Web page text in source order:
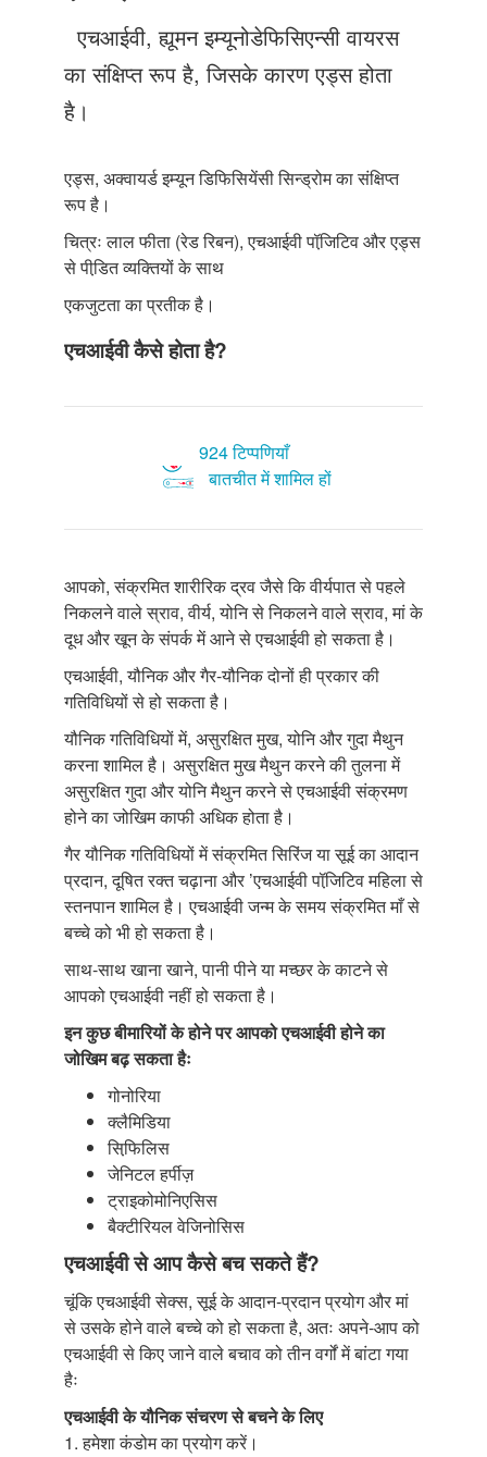
संपर्क करें
एचआईवी, ह्यूमन इम्यूनोडेफिसिएन्सी वायरस
का संक्षिप्त रूप है, जिसके कारण एड्स होता
है।
एड्स, अक्वायर्ड इम्यून डिफिसियेंसी सिन्ड्रोम का संक्षिप्त
रूप है।
चित्रः लाल फीता (रेड रिबन), एचआईवी पॉजि़टिव और एड्स
से पीडि़त व्यक्तियों के साथ
एकजुटता का प्रतीक है।
एचआईवी कैसे होता है?
924 टिप्पणियाँ
बातचीत में शामिल हों
आपको, संक्रमित शारीरिक द्रव जैसे कि वीर्यपात से पहले
निकलने वाले स्राव, वीर्य, योनि से निकलने वाले स्राव, मां के
दूध और खून के संपर्क में आने से एचआईवी हो सकता है।
एचआईवी, यौनिक और गैर-यौनिक दोनों ही प्रकार की
गतिविधियों से हो सकता है।
यौनिक गतिविधियों में, असुरक्षित मुख, योनि और गुदा मैथुन
करना शामिल है। असुरक्षित मुख मैथुन करने की तुलना में
असुरक्षित गुदा और योनि मैथुन करने से एचआईवी संक्रमण
होने का जोखिम काफी अधिक होता है।
गैर यौनिक गतिविधियों में संक्रमित सिरिंज या सूई का आदान
प्रदान, दूषित रक्त चढ़ाना और ’एचआईवी पॉजि़टिव महिला से
स्तनपान शामिल है। एचआईवी जन्म के समय संक्रमित माँ से
बच्चे को भी हो सकता है।
साथ-साथ खाना खाने, पानी पीने या मच्छर के काटने से
आपको एचआईवी नहीं हो सकता है।
इन कुछ बीमारियों के होने पर आपको एचआईवी होने का
जोखिम बढ़ सकता हैः
गोनोरिया
क्लैमिडिया
सिफि़लिस
जेनिटल हर्पीज़
ट्राइकोमोनिएसिस
बैक्टीरियल वेजिनोसिस
एचआईवी से आप कैसे बच सकते हैं?
चूंकि एचआईवी सेक्स, सूई के आदान-प्रदान प्रयोग और मां
से उसके होने वाले बच्चे को हो सकता है, अतः अपने-आप को
एचआईवी से किए जाने वाले बचाव को तीन वर्गों में बांटा गया
हैः
एचआईवी के यौनिक संचरण से बचने के लिए
1. हमेशा कंडोम का प्रयोग करें।